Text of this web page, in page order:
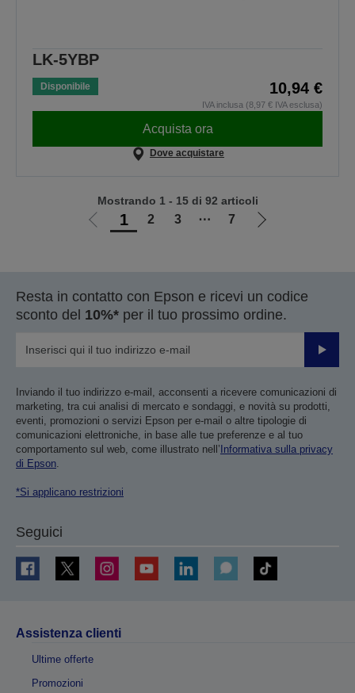
LK-5YBP
Disponibile 10,94 €
IVA inclusa (8,97 € IVA esclusa)
Acquista ora
Dove acquistare
Vai
1 2 3 ⋯ 7
Vai
Mostrando 1 - 15 di 92 articoli
Resta in contatto con Epson e ricevi un codice
sconto del 10%* per il tuo prossimo ordine.
Invia
Inviando il tuo indirizzo e-mail, acconsenti a ricevere comunicazioni di
marketing, tra cui analisi di mercato e sondaggi, e novità su prodotti,
eventi, promozioni o servizi Epson per e-mail o altre tipologie di
comunicazioni elettroniche, in base alle tue preferenze e al tuo
comportamento sul web, come illustrato nell’ Informativa sulla privacy
di Epson.
*Si applicano restrizioni
Seguici
Assistenza clienti
Ultime offerte
Promozioni